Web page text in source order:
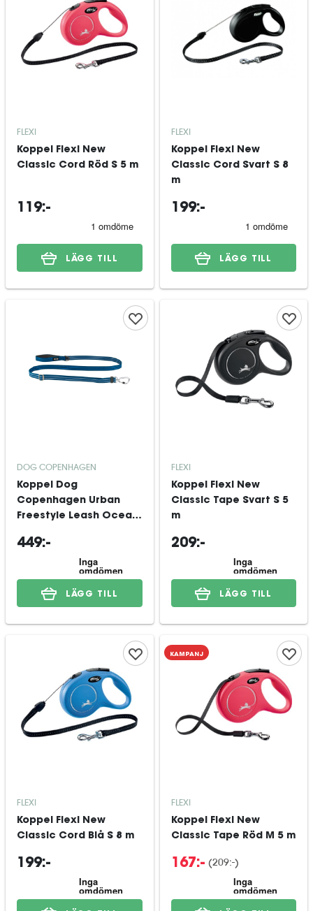
FLEXI
Koppel Flexi New
Classic Cord Röd S 5 m
119:-
LÄGG TILL
FLEXI
Koppel Flexi New
Classic Cord Svart S 8
m
199:-
LÄGG TILL
DOG COPENHAGEN
Koppel Dog
Copenhagen Urban
Freestyle Leash Ocean
449:-
LÄGG TILL
FLEXI
Koppel Flexi New
Classic Tape Svart S 5
m
209:-
LÄGG TILL
FLEXI
Koppel Flexi New
Classic Cord Blå S 8 m
199:-
KAMPANJ
FLEXI
Koppel Flexi New
Classic Tape Röd M 5 m
167:- (209:-)